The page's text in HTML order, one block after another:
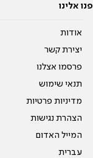
פנו אלינו
אודות
יצירת קשר
פרסמו אצלנו
תנאי שימוש
מדיניות פרטיות
הצהרת נגישות
המייל האדום
עברית